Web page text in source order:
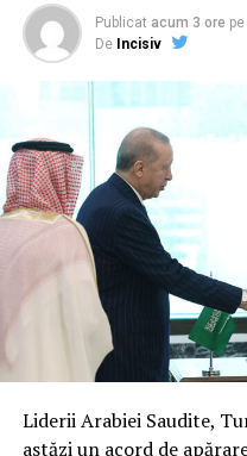
Publicat acum 3 ore pe
De Incisiv
Liderii Arabiei Saudite,
astăzi un acord de